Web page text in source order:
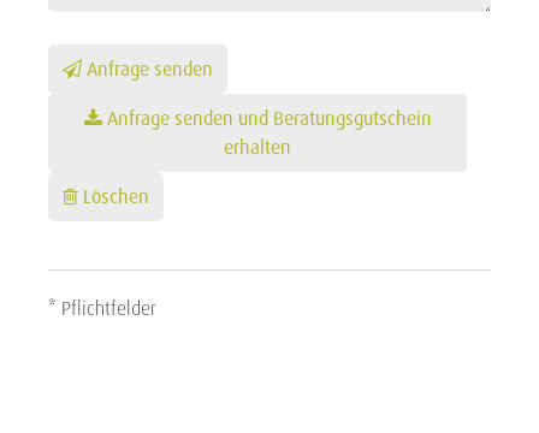
Anfrage senden
Anfrage senden und Beratungsgutschein
erhalten
Löschen
* Pflichtfelder